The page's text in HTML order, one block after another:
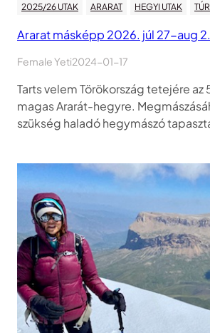
2025/26 UTAK ARARAT HEGYI UTAK
Ararat másképp 2026. júl 27-aug 2.
Female Yeti2024-01-17
Tarts velem Törökország tetejére az
magas Ararát-hegyre.
szükség haladó hegymászó